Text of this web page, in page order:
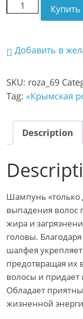
Купить
Добавить в
SKU: roza_69
Tag:«Крымская
Description
Шампунь «только
выпадения волос
жира и
головы.
шалфея
предотвращая их
волосы и придает
Обладает
жизненной